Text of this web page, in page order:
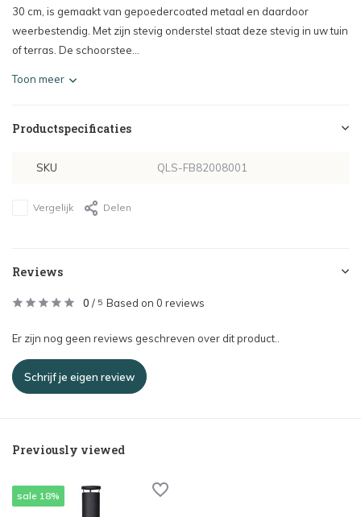
30 cm, is gemaakt van gepoedercoated metaal en daardoor
weerbestendig. Met zijn stevig onderstel staat deze stevig in uw tuin
of terras. De schoorstee...
Toon meer
Productspecificaties
SKU QLS-FB82008001
Vergelijk Delen
Reviews
0 / 5 Based on 0 reviews
Er zijn nog geen reviews geschreven over dit product..
Schrijf je eigen review
Previously viewed
sale 18%